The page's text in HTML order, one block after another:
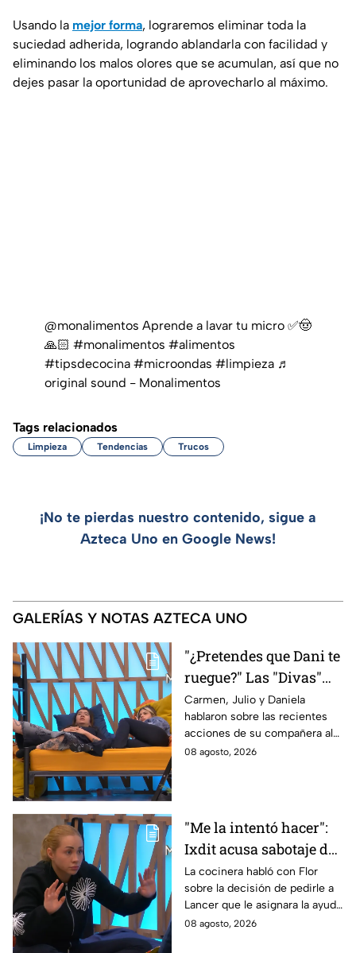
Usando la mejor forma, lograremos eliminar toda la
suciedad adherida, logrando ablandarla con facilidad y
eliminando los malos olores que se acumulan, así que no
dejes pasar la oportunidad de aprovecharlo al máximo.
@monalimentos Aprende a lavar tu micro ✅🤠
🙏🏻 #monalimentos #alimentos
#tipsdecocina #microondas #limpieza ♬
original sound - Monalimentos
Tags relacionados
Limpieza Tendencias Trucos
¡No te pierdas nuestro contenido, sigue a
Azteca Uno en Google News!
GALERÍAS Y NOTAS AZTECA UNO
"¿Pretendes que Dani te
ruegue?" Las "Divas"
lamentan el
comportamiento de
Michelle en MasterChef
24/7
Carmen, Julio y Daniela
hablaron sobre las recientes
acciones de su compañera al
interior del Mundo MasterChef
08 agosto, 2026
"Me la intentó hacer":
Ixdit acusa sabotaje de
Ramahá en la pasada
gala de salvación de
MasterChef 24/7
La cocinera habló con Flor
sobre la decisión de pedirle a
Lancer que le asignara la ayuda
de Ramahá y no la de Daniela
08 agosto, 2026